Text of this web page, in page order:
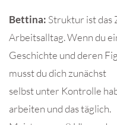
Bettina: Struktur ist das
Arbeitsalltag. Wenn du
Geschichte und deren
musst du dich zunächst
selbst unter Kontrolle
arbeiten und das täglich.